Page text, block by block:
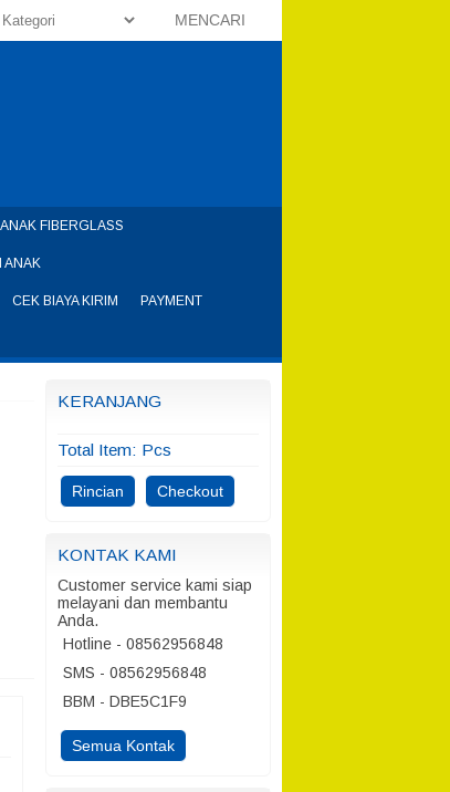
MENCARI
FIBERGLASS
ANAK
CEK BIAYA KIRIM PAYMENT
KERANJANG
Total Item: Pcs
Rincian Checkout
KONTAK KAMI
Customer service kami siap
melayani dan membantu
Anda.
Hotline - 08562956848
SMS - 08562956848
BBM - DBE5C1F9
Semua Kontak